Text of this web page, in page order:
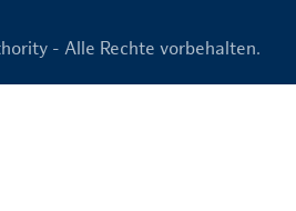
- Alle Rechte vorbehalten.